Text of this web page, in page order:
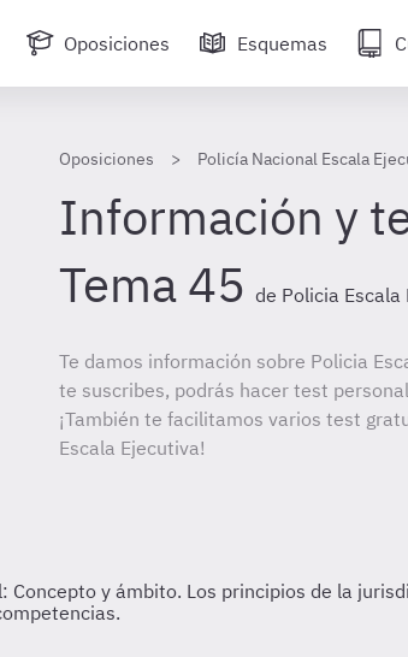
Oposiciones Esquemas
Oposiciones Policía Nacional Escala
Información y
Tema 45 de Policia Escala
Te damos información sobre Policia
te suscribes, podrás hacer test
¡También te facilitamos varios test
Escala Ejecutiva!